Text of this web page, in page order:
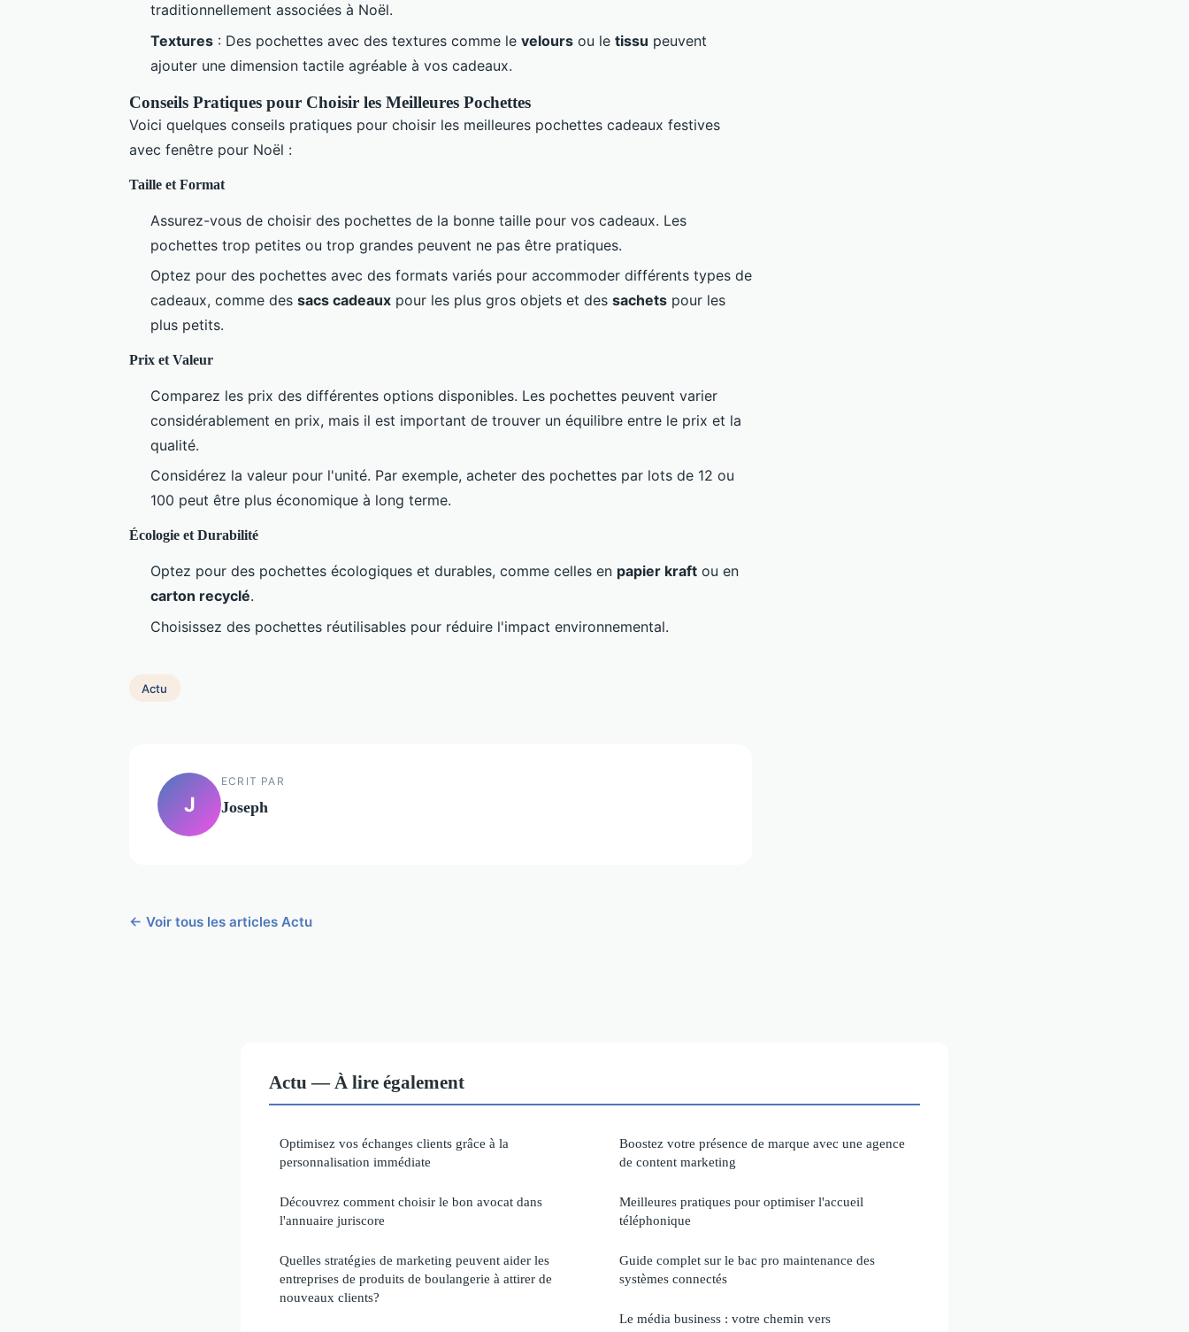
traditionnellement associées à Noël.
Textures : Des pochettes avec des textures comme le velours ou le tissu peuvent
ajouter une dimension tactile agréable à vos cadeaux.
Conseils Pratiques pour Choisir les Meilleures Pochettes
Voici quelques conseils pratiques pour choisir les meilleures pochettes cadeaux festives
avec fenêtre pour Noël :
Taille et Format
Assurez-vous de choisir des pochettes de la bonne taille pour vos cadeaux. Les
pochettes trop petites ou trop grandes peuvent ne pas être pratiques.
Optez pour des pochettes avec des formats variés pour accommoder différents types de
cadeaux, comme des sacs cadeaux pour les plus gros objets et des sachets pour les
plus petits.
Prix et Valeur
Comparez les prix des différentes options disponibles. Les pochettes peuvent varier
considérablement en prix, mais il est important de trouver un équilibre entre le prix et la
qualité.
Considérez la valeur pour l'unité. Par exemple, acheter des pochettes par lots de 12 ou
100 peut être plus économique à long terme.
Écologie et Durabilité
Optez pour des pochettes écologiques et durables, comme celles en papier kraft ou en
carton recyclé.
Choisissez des pochettes réutilisables pour réduire l'impact environnemental.
Actu
J
ECRIT PAR
Joseph
← Voir tous les articles Actu
Actu — À lire également
Optimisez vos échanges clients grâce à la
personnalisation immédiate
Découvrez comment choisir le bon avocat dans
l'annuaire juriscore
Quelles stratégies de marketing peuvent aider les
entreprises de produits de boulangerie à attirer de
nouveaux clients?
Boostez votre présence de marque avec une agence
de content marketing
Meilleures pratiques pour optimiser l'accueil
téléphonique
Guide complet sur le bac pro maintenance des
systèmes connectés
Le média business : votre chemin vers